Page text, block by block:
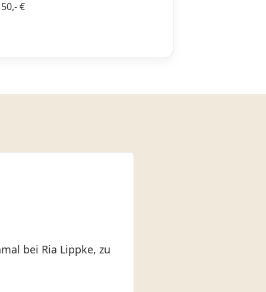
€
bei Ria Lippke, zu